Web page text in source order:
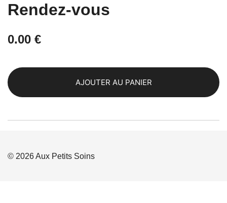
Rendez-vous
0.00 €
AJOUTER AU PANIER
© 2026 Aux Petits Soins